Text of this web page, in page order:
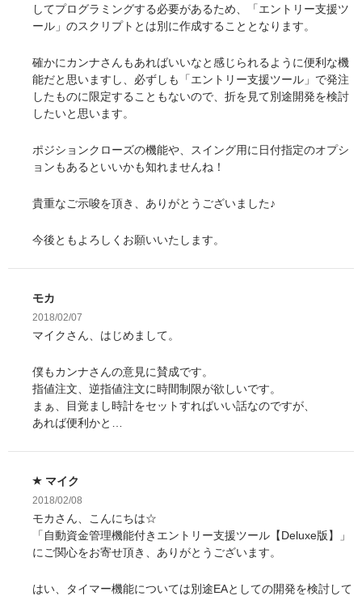
してプログラミングする必要があるため、「エントリー支援ツ
ール」のスクリプトとは別に作成することとなります。
確かにカンナさんもあればいいなと感じられるように便利な機
能だと思いますし、必ずしも「エントリー支援ツール」で発注
したものに限定することもないので、折を見て別途開発を検討
したいと思います。
ポジションクローズの機能や、スイング用に日付指定のオプシ
ョンもあるといいかも知れませんね！
貴重なご示唆を頂き、ありがとうございました♪
今後ともよろしくお願いいたします。
モカ
2018/02/07
マイクさん、はじめまして。
僕もカンナさんの意見に賛成です。
指値注文、逆指値注文に時間制限が欲しいです。
まぁ、目覚まし時計をセットすればいい話なのですが、
あれば便利かと…
マイク
2018/02/08
モカさん、こんにちは☆
「自動資金管理機能付きエントリー支援ツール【Deluxe版】」
にご関心をお寄せ頂き、ありがとうございます。
はい、タイマー機能については別途EAとしての開発を検討して